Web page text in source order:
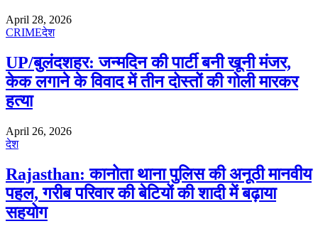
April 28, 2026
CRIMEदेश
UP/बुलंदशहर: जन्मदिन की पार्टी बनी खूनी मंजर,
केक लगाने के विवाद में तीन दोस्तों की गोली मारकर
हत्या
April 26, 2026
देश
Rajasthan: कानोता थाना पुलिस की अनूठी मानवीय
पहल, गरीब परिवार की बेटियों की शादी में बढ़ाया
सहयोग